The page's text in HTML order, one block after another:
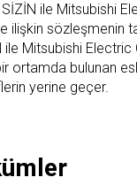
SİZİN ile Mitsubishi
ilişkin sözleşmenin
Mitsubishi Electric
ortamda bulunan
yerine geçer.